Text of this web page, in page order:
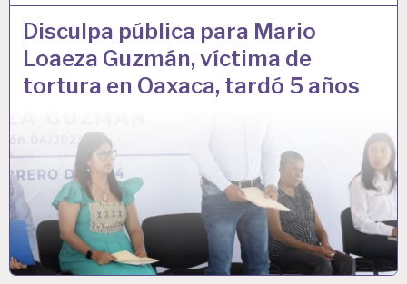
Disculpa pública para Mario
Loaeza Guzmán, víctima de
tortura en Oaxaca, tardó 5 años